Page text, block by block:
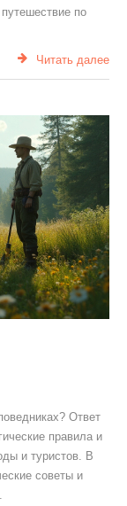
по
Читать далее
Ответ
правила и
и туристов. В
советы и